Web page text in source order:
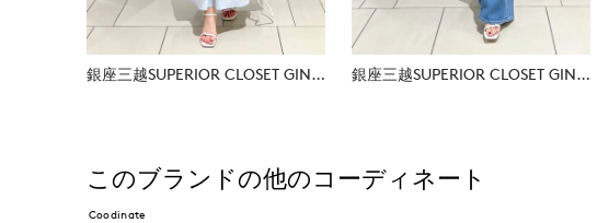
銀座三越SUPERIOR CLOSET GINZA 銀座三越SUPERIOR CLOSET GINZA
このブランドの他のコーディネート
Coodinate